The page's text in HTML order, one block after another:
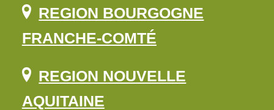
REGION BOURGOGNE
FRANCHE-COMTÉ
REGION NOUVELLE
AQUITAINE